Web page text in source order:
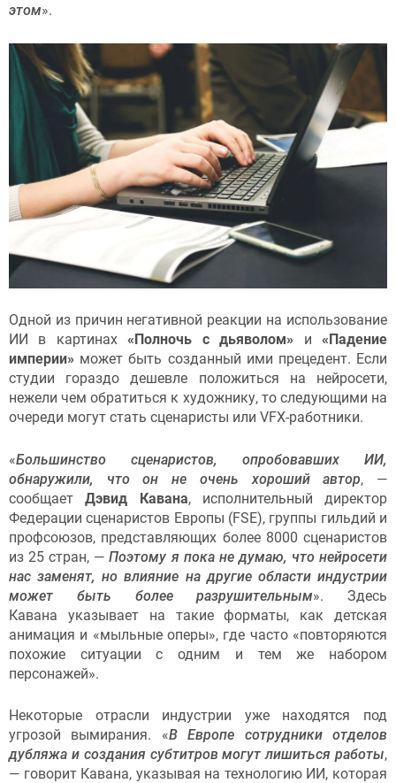
этом».
Одной из причин негативной реакции на использование
ИИ в картинах«Полночь с дьяволом» и«Падение
империи» может быть созданный ими прецедент. Если
студии гораздо дешевле положиться на нейросети,
нежели чем обратиться к художнику, то следующими на
очереди могут стать сценаристы или VFX-работники.
«Большинство сценаристов, опробовавших ИИ,
обнаружили, что он не очень хороший автор, —
сообщаетДэвид Кавана, исполнительный директор
Федерации сценаристов Европы (FSE), группы гильдий и
профсоюзов, представляющих более 8000 сценаристов
из 25 стран, —Поэтому я пока не думаю, что нейросети
нас заменят, но влияние на другие области индустрии
может быть более разрушительным». Здесь
Кавана указывает на такие форматы, как детская
анимация и «мыльные оперы», где часто «повторяются
похожие ситуации с одним и тем же набором
персонажей».
Некоторые отрасли индустрии уже находятся под
угрозой вымирания. «В Европе сотрудники отделов
дубляжа и создания субтитров могут лишиться работы,
— говорит Кавана, указывая на технологию ИИ, которая